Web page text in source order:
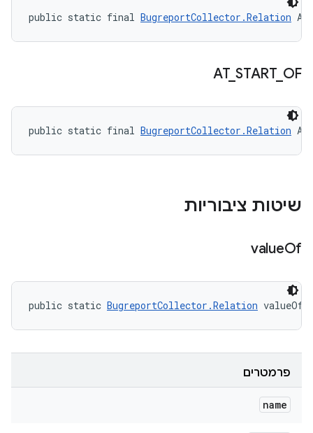
public static final BugreportCollector.Relation
AT_ START_ OF
public static final BugreportCollector.Relation
שיטות ציבוריות
valueOf
public static BugreportCollector.Relation valueOf
פרמטרים
name